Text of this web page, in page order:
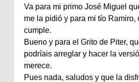
Va para mi primo José Miguel
me la pidió y para mi tío Ramiro,
cumple.
Bueno y para el Grito de Piter,
podríais arreglar y hacer la
merece.
Pues nada, saludos y que la